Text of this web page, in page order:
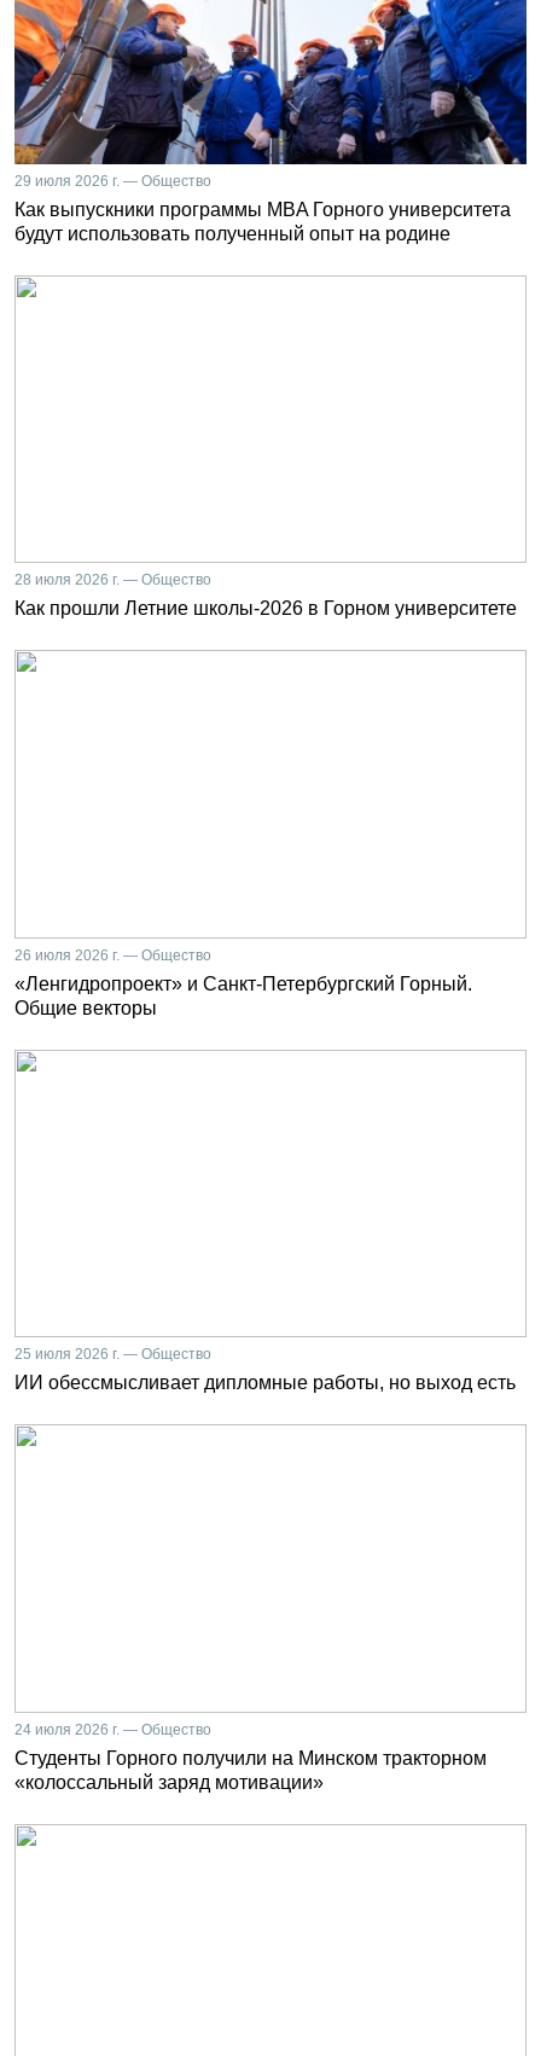
29 июля 2026 г. — Общество
Как выпускники программы MBA Горного университета
будут использовать полученный опыт на родине
28 июля 2026 г. — Общество
Как прошли Летние школы-2026 в Горном университете
26 июля 2026 г. — Общество
«Ленгидропроект» и Санкт-Петербургский Горный.
Общие векторы
25 июля 2026 г. — Общество
ИИ обессмысливает дипломные работы, но выход есть
24 июля 2026 г. — Общество
Студенты Горного получили на Минском тракторном
«колоссальный заряд мотивации»